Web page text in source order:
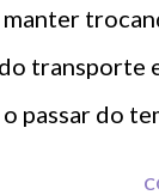
transporte
passar do